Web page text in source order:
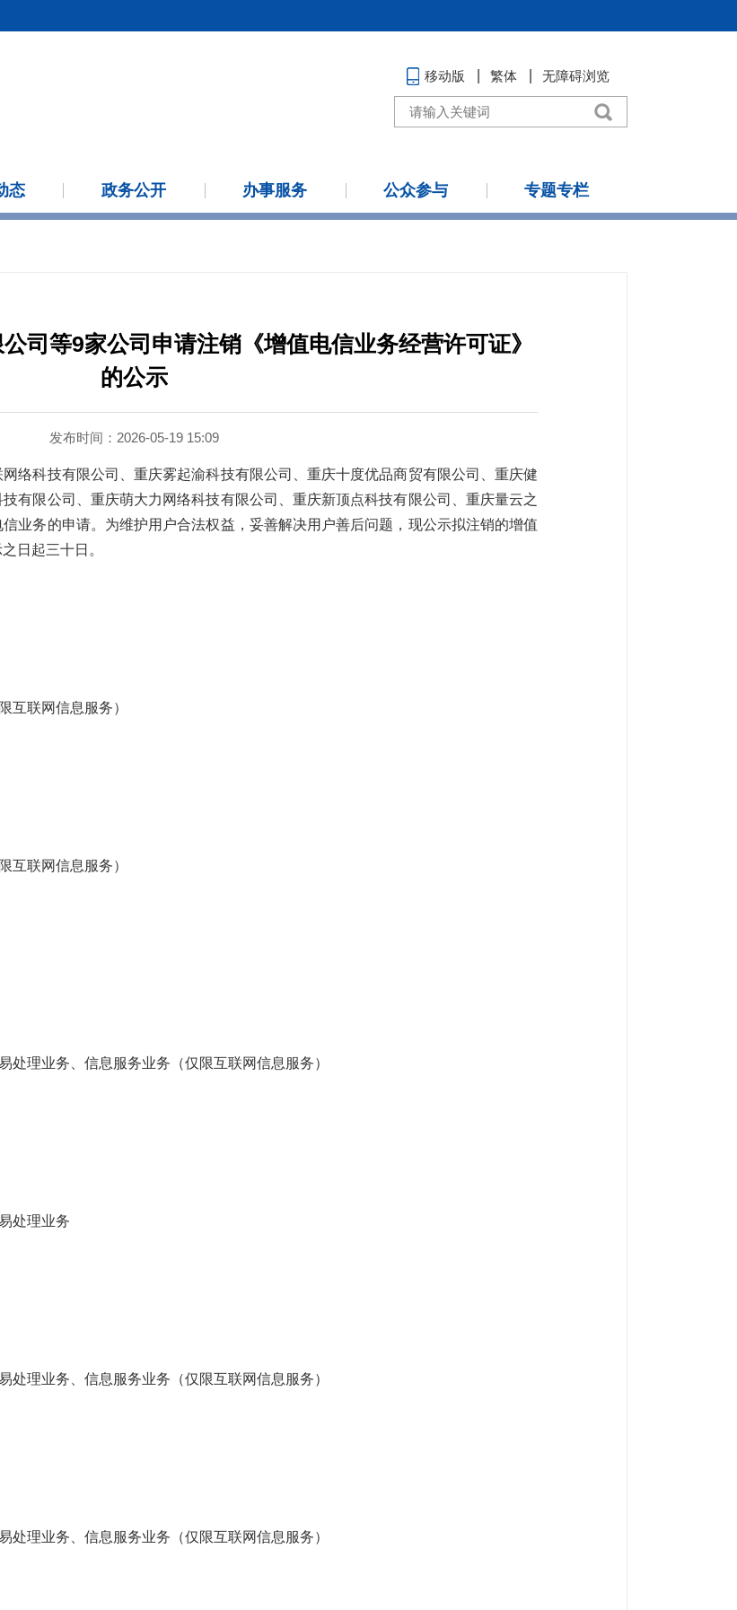
移动版 繁体 无障碍浏览
态 政务公开 办事服务 公众参与 专题专栏
司等9家公司申请注销《增值电信业务经营许可证》
的公示
发布时间：2026-05-19 15:09
络科技有限公司、重庆雾起渝科技有限公司、重庆十度优品商贸有限公司、重庆健
有限公司、重庆萌大力网络科技有限公司、重庆新顶点科技有限公司、重庆量云之
业务的申请。为维护用户合法权益，妥善解决用户善后问题，现公示拟注销的增值
日起三十日。
互联网信息服务）
互联网信息服务）
处理业务、信息服务业务（仅限互联网信息服务）
处理业务
处理业务、信息服务业务（仅限互联网信息服务）
处理业务、信息服务业务（仅限互联网信息服务）